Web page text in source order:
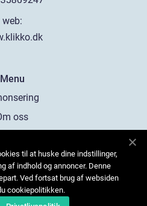
web:
Menu
oss
oss
til at huske dine indstillinger,
af indhold og annoncer. Denne
Ved fortsat brug af websiden
cookiepolitikken.